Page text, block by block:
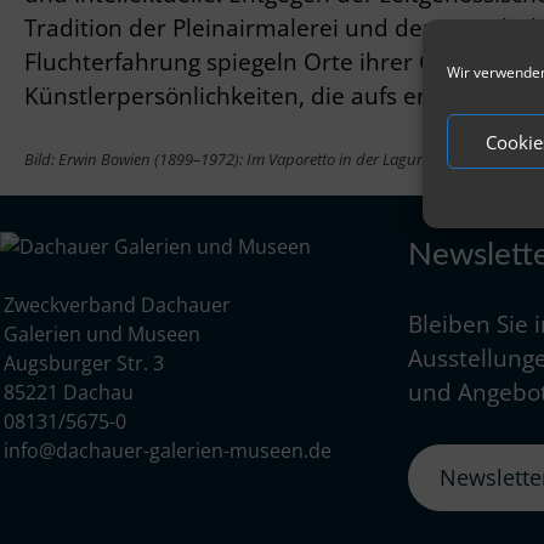
Wir
Tradition der Pleinairmalerei und der
Fluchterfahrung spiegeln Orte ihrer
Künstlerpersönlichkeiten, die aufs engste
Bild: Erwin Bowien (1899–1972): Im Vaporetto in der Lagune von Venedig,
Zweckverband Dachauer
Galerien und Museen
Augsburger Str. 3
85221 Dachau
08131/5675-0
info@dachauer-galerien-museen.de
Bleiben
und